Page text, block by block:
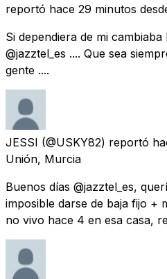
reportó hace 29 minutos
Si dependiera de mi
@jazztel_es .... Que sea
gente ....
JESSI (@USKY82) reportó
Unión, Murcia
Buenos días @jazztel_es,
imposible darse de baja fijo +
no vivo hace 4 en esa casa,